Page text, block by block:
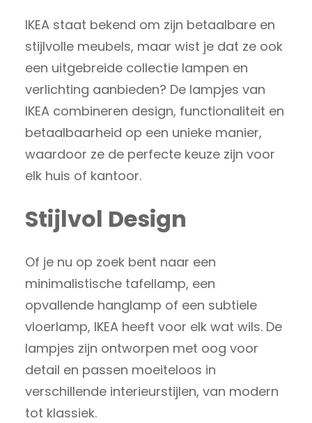
IKEA staat bekend om zijn betaalbare en
stijlvolle meubels, maar wist je dat ze ook
een uitgebreide collectie lampen en
verlichting aanbieden? De lampjes van
IKEA combineren design, functionaliteit en
betaalbaarheid op een unieke manier,
waardoor ze de perfecte keuze zijn voor
elk huis of kantoor.
Stijlvol Design
Of je nu op zoek bent naar een
minimalistische tafellamp, een
opvallende hanglamp of een subtiele
vloerlamp, IKEA heeft voor elk wat wils. De
lampjes zijn ontworpen met oog voor
detail en passen moeiteloos in
verschillende interieurstijlen, van modern
tot klassiek.